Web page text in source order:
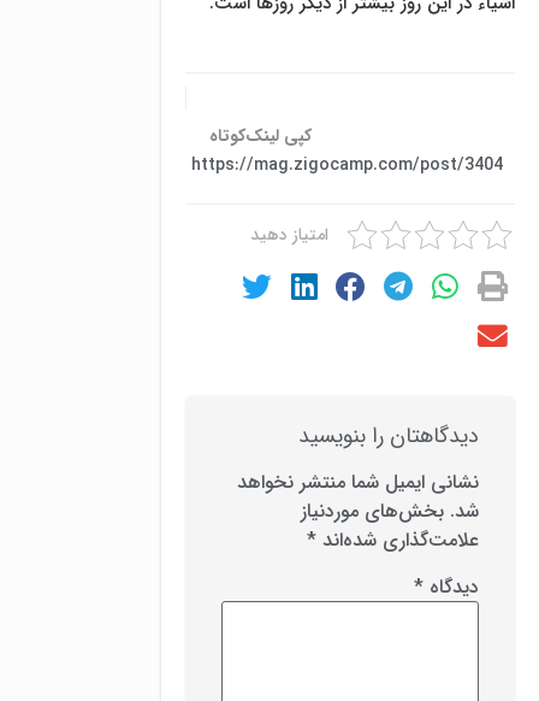
کپی لینک‌کوتاه
https://mag.zigocamp.com/post/3404
امتیاز دهید
دیدگاهتان را بنویسید
نشانی ایمیل شما منتشر نخواهد
شد. بخش‌های موردنیاز
علامت‌گذاری شده‌اند *
دیدگاه *